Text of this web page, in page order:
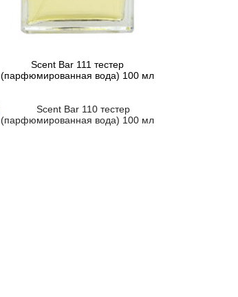
Scent Bar 111 тестер
(парфюмированная вода) 100 мл
Предзаказ